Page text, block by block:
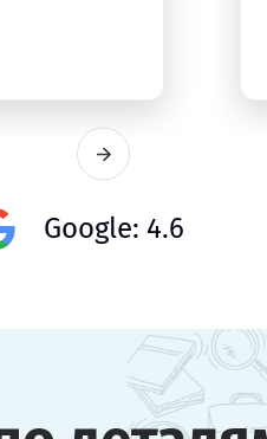
Google: 4.6